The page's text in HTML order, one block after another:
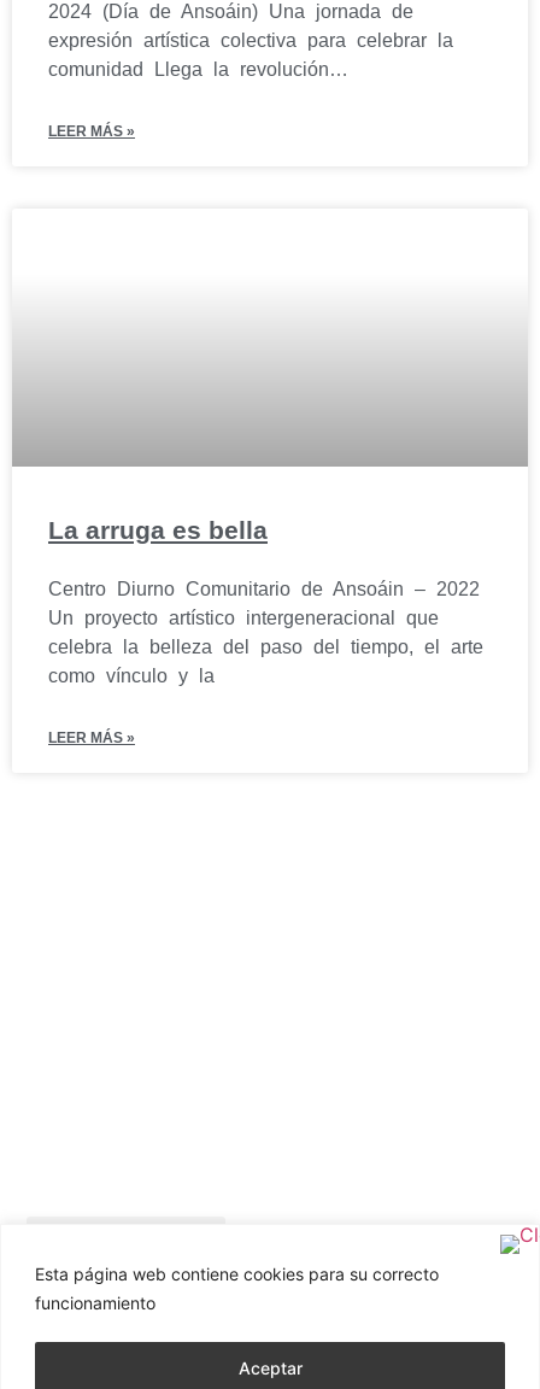
Esta página web contiene cookies para su correcto
funcionamiento
Aceptar
2024 (Día de Ansoáin) Una jornada de
expresión artística colectiva para celebrar la
comunidad Llega la revolución…
LEER MÁS »
La arruga es bella
Centro Diurno Comunitario de Ansoáin – 2022
Un proyecto artístico intergeneracional que
celebra la belleza del paso del tiempo, el arte
como vínculo y la
LEER MÁS »
© 2026 elcuervoblancoart.com. Todos los derechos